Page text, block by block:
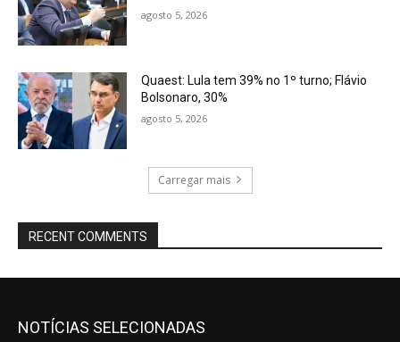
agosto 5, 2026
Quaest: Lula tem 39% no 1º turno; Flávio
Bolsonaro, 30%
agosto 5, 2026
Carregar mais
RECENT COMMENTS
NOTÍCIAS SELECIONADAS